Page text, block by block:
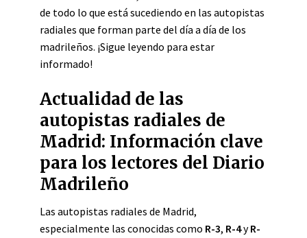
de todo lo que está sucediendo en las autopistas
radiales que forman parte del día a día de los
madrileños. ¡Sigue leyendo para estar
informado!
Actualidad de las
autopistas radiales de
Madrid: Información clave
para los lectores del Diario
Madrileño
Las autopistas radiales de Madrid,
especialmente las conocidas como R-3, R-4yR-